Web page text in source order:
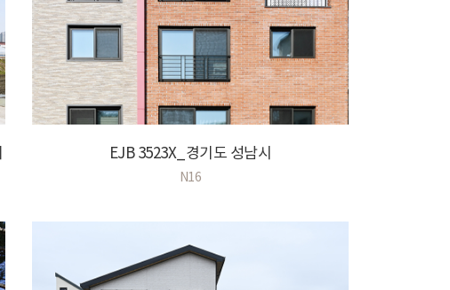
EJB 3523X_경기도 성남시
N16